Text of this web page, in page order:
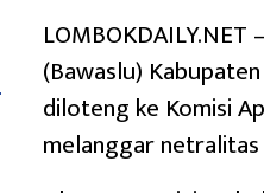
(Bawaslu)
diloteng ke Komisi
melanggar netralitas